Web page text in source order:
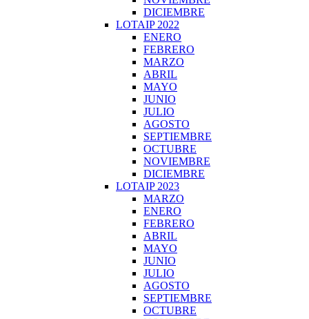
DICIEMBRE
LOTAIP 2022
ENERO
FEBRERO
MARZO
ABRIL
MAYO
JUNIO
JULIO
AGOSTO
SEPTIEMBRE
OCTUBRE
NOVIEMBRE
DICIEMBRE
LOTAIP 2023
MARZO
ENERO
FEBRERO
ABRIL
MAYO
JUNIO
JULIO
AGOSTO
SEPTIEMBRE
OCTUBRE